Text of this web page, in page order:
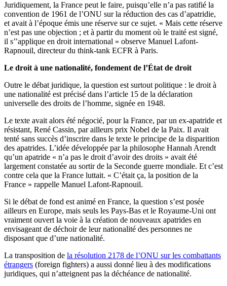
Juridiquement, la France peut le faire, puisqu’elle n’a pas ratifié la
convention de 1961 de l’ONU sur la réduction des cas d’apatridie,
et avait à l’époque émis une réserve sur ce sujet. « Mais cette réserve
n’est pas une objection ; et à partir du moment où le traité est signé,
il s’’applique en droit international » observe Manuel Lafont-
Rapnouil, directeur du think-tank ECFR à Paris.
Le droit à une nationalité, fondement de l’État de droit
Outre le débat juridique, la question est surtout politique : le droit à
une nationalité est précisé dans l’article 15 de la déclaration
universelle des droits de l’homme, signée en 1948.
Le texte avait alors été négocié, pour la France, par un ex-apatride et
résistant, René Cassin, par ailleurs prix Nobel de la Paix. Il avait
tenté sans succès d’inscrire dans le texte le principe de la disparition
des apatrides. L’idée développée par la philosophe Hannah Arendt
qu’un apatride « n’a pas le droit d’avoir des droits » avait été
largement constatée au sortir de la Seconde guerre mondiale. Et c’est
contre cela que la France luttait. « C’était ça, la position de la
France » rappelle Manuel Lafont-Rapnouil.
Si le débat de fond est animé en France, la question s’est posée
ailleurs en Europe, mais seuls les Pays-Bas et le Royaume-Uni ont
vraiment ouvert la voie à la création de nouveaux apatrides en
envisageant de déchoir de leur nationalité des personnes ne
disposant que d’une nationalité.
La transposition de la résolution 2178 de l’ONU sur les combattants
étrangers (foreign fighters) a aussi donné lieu à des modifications
juridiques, qui n’atteignent pas la déchéance de nationalité.